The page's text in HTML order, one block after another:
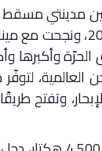
مدينتي
الصناعي. وقد تأسست هذه
الحرّة
وتفتح